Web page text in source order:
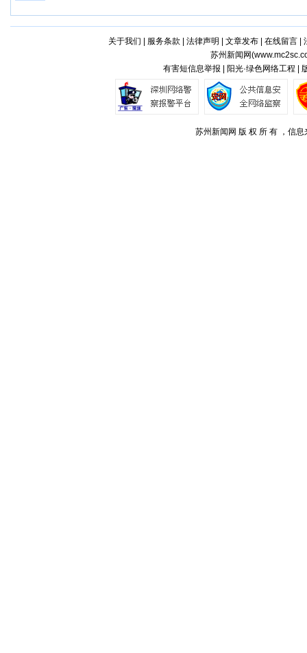
关于我们 服务条款 法律声明 文章发布| 在线留言|
苏州新闻网(
有害短信息举报 | 阳光·绿色网络工程 |
苏州新闻网 版 权 所 有 ，信